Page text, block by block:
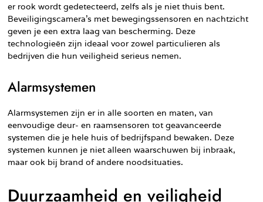
er rook wordt gedetecteerd, zelfs als je niet thuis bent.
Beveiligingscamera’s met bewegingssensoren en nachtzicht
geven je een extra laag van bescherming. Deze
technologieën zijn ideaal voor zowel particulieren als
bedrijven die hun veiligheid serieus nemen.
Alarmsystemen
Alarmsystemen zijn er in alle soorten en maten, van
eenvoudige deur- en raamsensoren tot geavanceerde
systemen die je hele huis of bedrijfspand bewaken. Deze
systemen kunnen je niet alleen waarschuwen bij inbraak,
maar ook bij brand of andere noodsituaties.
Duurzaamheid en veiligheid